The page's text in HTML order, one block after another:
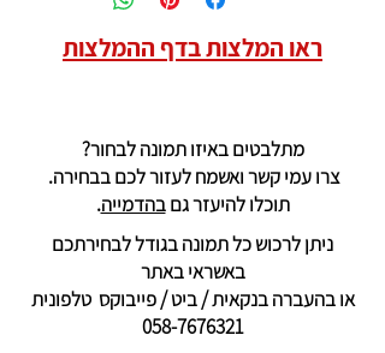
ראו המלצות בדף ההמלצות
מתלבטים באיזו תמונה לבחור?
צרו עמי קשר ואשמח לעזור לכם בבחירה.
תוכלו להיעזר גםבהדמייה.
ניתן לרכוש כל תמונה בגודל לבחירתכם
באשראי באתר
או בהעברה בנקאית / ביט / פייבוקס טלפונית
058-7676321